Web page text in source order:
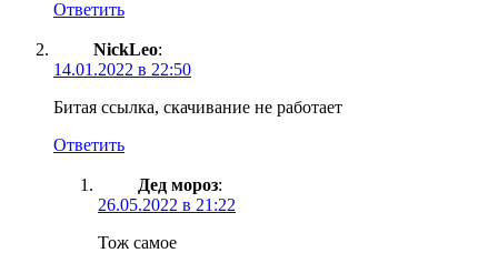
Ответить
NickLeo:
14.01.2022 в 22:50
Битая ссылка, скачивание не работает
Ответить
Дед мороз:
26.05.2022 в 21:22
Тож самое